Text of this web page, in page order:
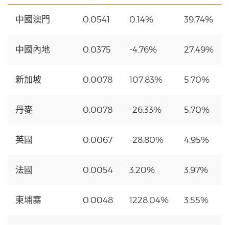
中國澳門 0.0541 0.14% 39.74%
中國內地 0.0375 -4.76% 27.49%
新加坡 0.0078 107.83% 5.70%
丹麥 0.0078 -26.33% 5.70%
英國 0.0067 -28.80% 4.95%
法國 0.0054 3.20% 3.97%
柬埔寨 0.0048 1228.04% 3.55%